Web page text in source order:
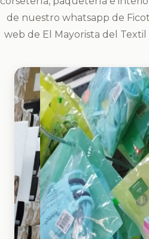
de nuestro whatsapp de
web de El Mayorista del